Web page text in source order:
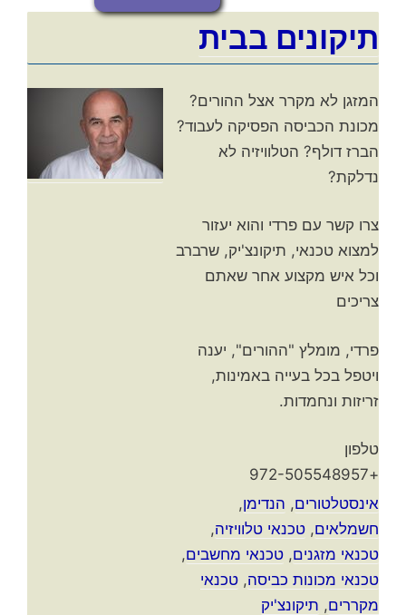
תיקונים בבית
המזגן לא מקרר אצל ההורים?
מכונת הכביסה הפסיקה לעבוד?
הברז דולף? הטלוויזיה לא
נדלקת?
צרו קשר עם פרדי והוא יעזור
למצוא טכנאי, תיקונצ'יק, שרברב
וכל איש מקצוע אחר שאתם
צריכים
פרדי, מומלץ "ההורים", יענה
ויטפל בכל בעייה באמינות,
זריזות ונחמדות.
טלפון
+972-505548957
אינסטלטורים, הנדימן,
חשמלאים, טכנאי טלוויזיה,
טכנאי מזגנים, טכנאי מחשבים,
טכנאי מכונות כביסה, טכנאי
מקררים, תיקונצ'יק